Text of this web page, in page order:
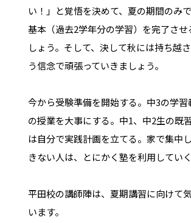
い！」と覚悟を決めて、夏の期間のみ
基本（過去2学年分の学習）を完了させ
しょう。そして、決して秋には持ち越
う信念で頑張っていきましょう。
今から受験準備を開始する。中3の学習
の授業を大事にする。中1、中2生の既
は自分で実践計画を立てる。家で集中
きない人は、とにかく塾を利用していく
平田校の講師陣は、夏期講習に向けて
います。